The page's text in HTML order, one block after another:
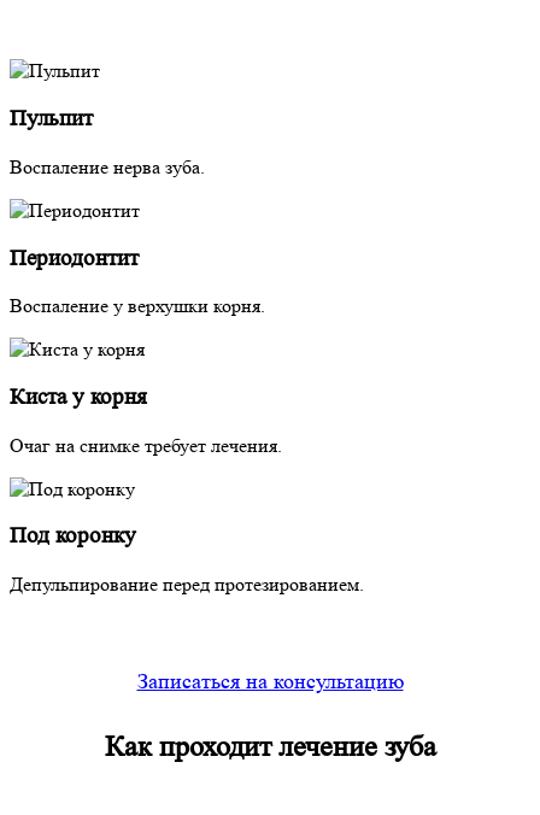
Пульпит
Воспаление нерва зуба.
Периодонтит
Воспаление у верхушки корня.
Киста у корня
Очаг на снимке требует лечения.
Под коронку
Депульпирование перед протезированием.
Записаться на консультацию
Как проходитлечение зуба